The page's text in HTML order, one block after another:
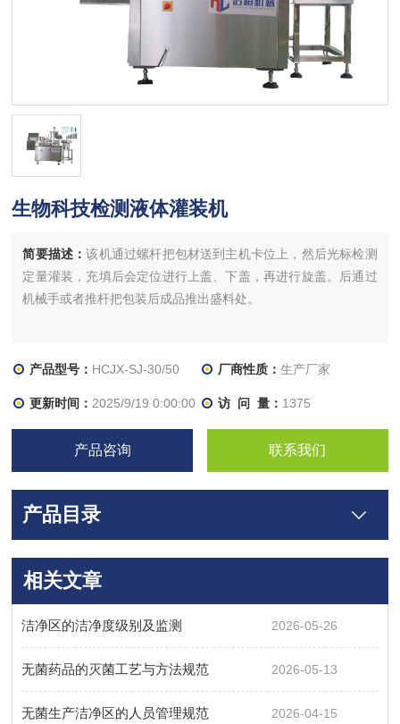
生物科技检测液体灌装机
简要描述：该机通过螺杆把包材送到主机卡位上，然后光标检测
定量灌装，充填后会定位进行上盖、下盖，再进行旋盖。后通过
机械手或者推杆把包装后成品推出盛料处。
产品型号： HCJX-SJ-30/50 厂商性质： 生产厂家
更新时间： 2025/9/19 0:00:00 访 问 量： 1375
产品咨询 联系我们
产品目录
相关文章
洁净区的洁净度级别及监测 2026-05-26
无菌药品的灭菌工艺与方法规范 2026-05-13
无菌生产洁净区的人员管理规范 2026-04-15